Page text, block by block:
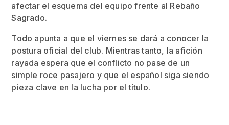
afectar el esquema del equipo frente al Rebaño
Sagrado.
Todo apunta a que el viernes se dará a conocer la
postura oficial del club. Mientras tanto, la afición
rayada espera que el conflicto no pase de un
simple roce pasajero y que el español siga siendo
pieza clave en la lucha por el título.